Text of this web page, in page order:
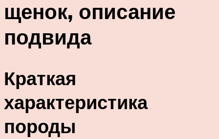
щенок, описание
подвида
Краткая
характеристика
породы